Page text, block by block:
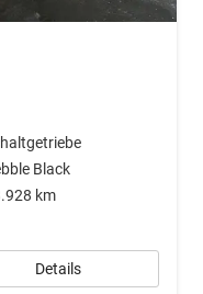
Black
km
Details